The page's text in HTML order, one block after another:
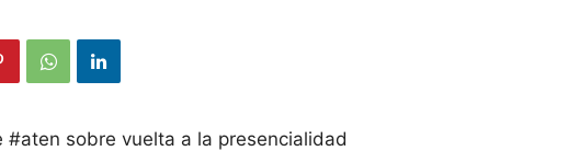
#aten sobre vuelta a la presencialidad